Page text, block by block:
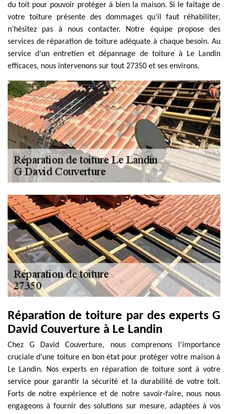
du toit pour pouvoir protéger à bien la maison. Si le faîtage de
votre toiture présente des dommages qu’il faut réhabiliter,
n’hésitez pas à nous contacter. Notre équipe propose des
services de réparation de toiture adéquate à chaque besoin. Au
service d’un entretien et dépannage de toiture à Le Landin
efficaces, nous intervenons sur tout 27350 et ses environs.
Réparation de toiture par des experts G
David Couverture à Le Landin
Chez G David Couverture, nous comprenons l'importance
cruciale d'une toiture en bon état pour protéger votre maison à
Le Landin. Nos experts en réparation de toiture sont à votre
service pour garantir la sécurité et la durabilité de votre toit.
Forts de notre expérience et de notre savoir-faire, nous nous
engageons à fournir des solutions sur mesure, adaptées à vos